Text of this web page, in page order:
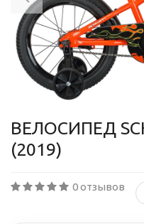
ВЕЛОСИПЕД
(2019)
0 отзывов